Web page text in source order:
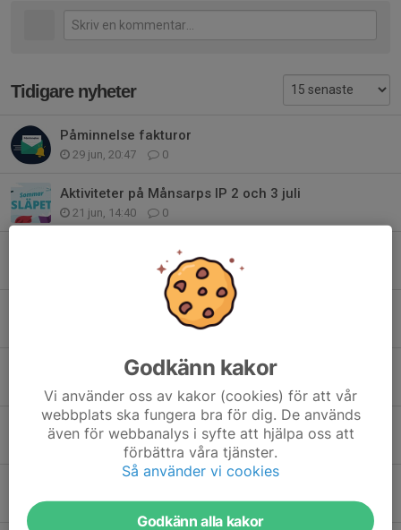
Tidigare nyheter
Påminnelse fakturor
29 jun, 20:47 0
Aktiviteter på Månsarps IP 2 och 3 juli
21 jun, 14:40 0
Loppisgruppen tackar för sig 🌼
2
Står husbil/husvagn ivägen hemma?
Loppis & loppiscupen är igång
FOTO 2026-05-25 ungdom/junior
27 apr, 21:03 0
22 apr, 12:31 0
Godkänn kakor
Vi använder oss av kakor (cookies) för att vår
webbplats ska fungera bra för dig. De används
även för webbanalys i syfte att hjälpa oss att
förbättra våra tjänster.
Så använder vi cookies
Godkänn alla kakor